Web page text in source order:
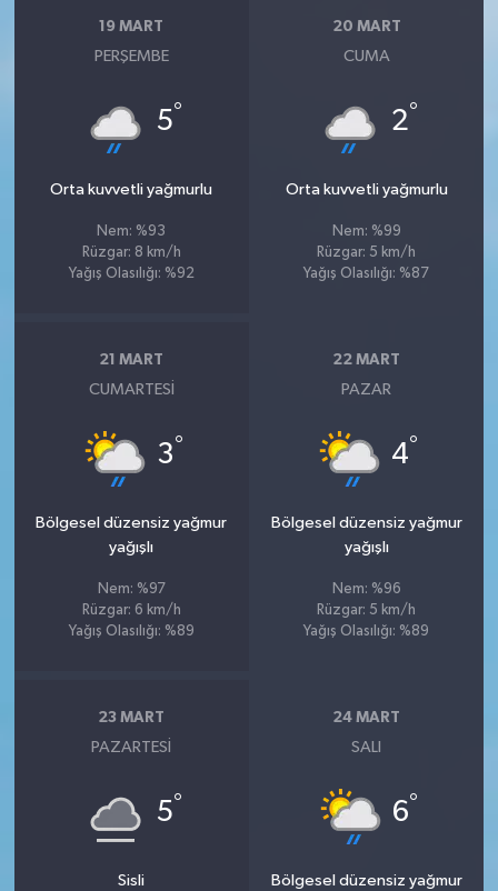
19 MART
PERŞEMBE
5°
Orta kuvvetli yağmurlu
Nem: %93
Rüzgar: 8 km/h
Yağış Olasılığı: %92
20 MART
CUMA
2°
Orta kuvvetli yağmurlu
Nem: %99
Rüzgar: 5 km/h
Yağış Olasılığı: %87
21 MART
CUMARTESI
3°
Bölgesel düzensiz yağmur
yağışlı
Nem: %97
Rüzgar: 6 km/h
Yağış Olasılığı: %89
22 MART
PAZAR
4°
Bölgesel düzensiz yağmur
yağışlı
Nem: %96
Rüzgar: 5 km/h
Yağış Olasılığı: %89
23 MART
PAZARTESI
5°
Sisli
24 MART
SALI
6°
Bölgesel düzensiz yağmur